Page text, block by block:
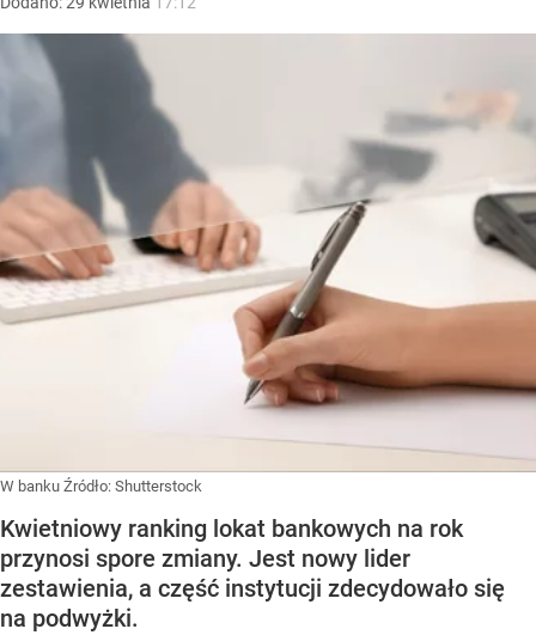
W banku Źródło: Shutterstock
Kwietniowy ranking lokat bankowych na rok
przynosi spore zmiany. Jest nowy lider
zestawienia, a część instytucji zdecydowało się
na podwyżki.